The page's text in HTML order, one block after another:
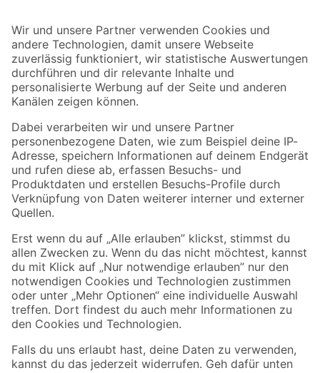
Der toom Newsletter: Keine Angebote und Aktionen mehr verpassen!
Zur Newsletter Anmeldung
Folge uns
Zahlungsarten Versandarten
Sicher einkaufen
Jetzt die toom-App herunterladen
Alle Preisangaben in EUR inkl. gesetzl. MwSt.. Die dargestellten Angebote sind unter